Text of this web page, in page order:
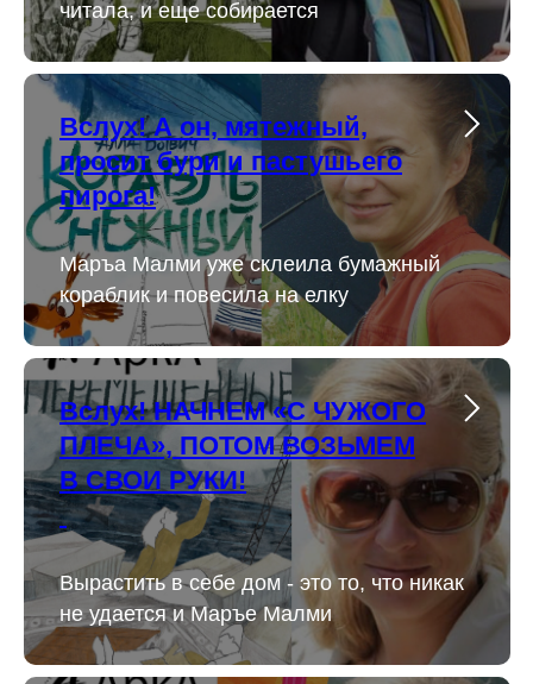
читала, и еще собирается
Вслух! А он, мятежный,
просит бури и пастушьего
пирога!
Маръа Малми уже склеила бумажный
кораблик и повесила на елку
Вслух! НАЧНЕМ «С ЧУЖОГО
ПЛЕЧА», ПОТОМ ВОЗЬМЕМ
В СВОИ РУКИ!
Вырастить в себе дом - это то, что никак
не удается и Маръе Малми